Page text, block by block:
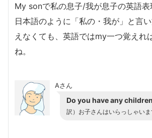
My sonで私の息子/我が息子の英語表
日本語のように「私の・我が」と言
えなくても、英語ではmy一つ覚えれ
ね。
Aさん
Do you have any
訳）お子さんはいらっしゃいま